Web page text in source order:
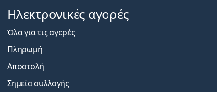
Ηλεκτρονικές αγορές
Όλα για τις αγορές
Πληρωμή
Αποστολή
Σημεία συλλογής